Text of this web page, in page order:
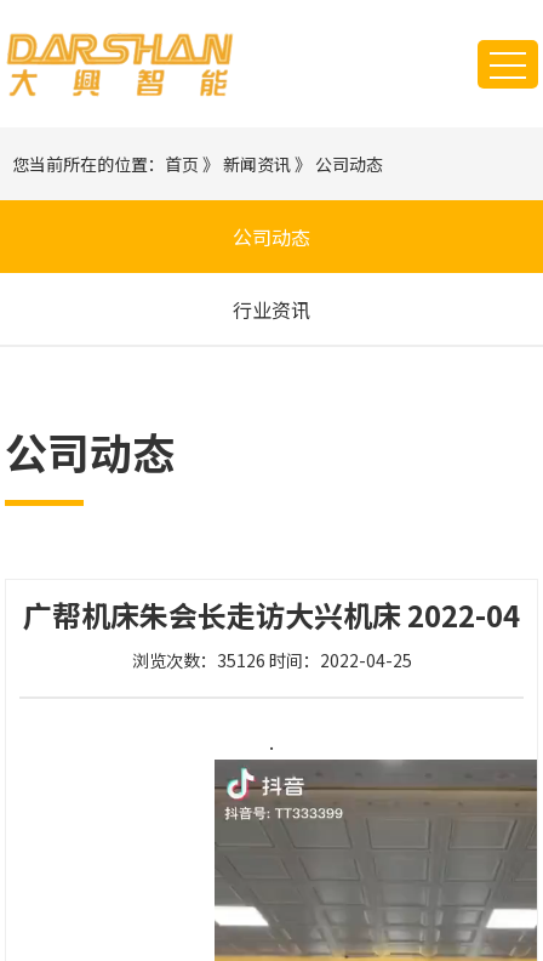
您当前所在的位置： 首页 》 新闻资讯》 公司动态
公司动态
行业资讯
公司动态
广帮机床朱会长走访大兴机床 2022-04
浏览次数：35126 时间：2022-04-25
.